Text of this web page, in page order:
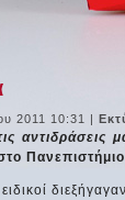
2011 10:31 |
αντιδράσεις